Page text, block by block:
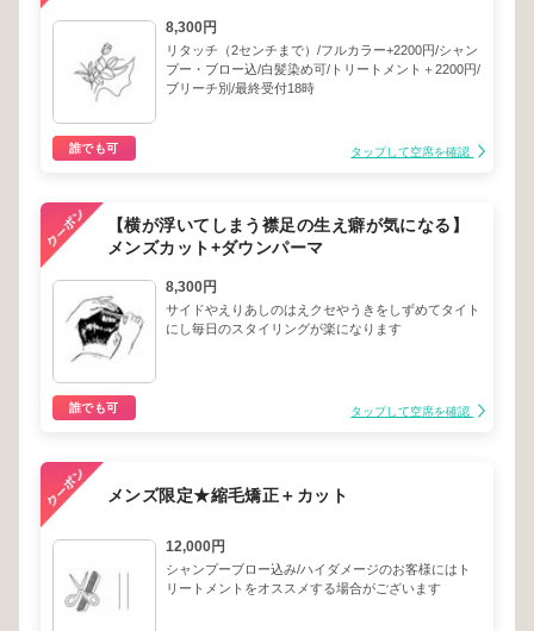
8,300円
リタッチ（2センチまで）/フルカラー+2200円/シャン
プー・ブロー込/白髪染め可/トリートメント＋2200円/
ブリーチ別/最終受付18時
誰でも可 タップして空席を確認
【横が浮いてしまう襟足の生え癖が気になる】
メンズカット+ダウンパーマ
8,300円
サイドやえりあしのはえクセやうきをしずめてタイト
にし毎日のスタイリングが楽になります
誰でも可 タップして空席を確認
メンズ限定★縮毛矯正＋カット
12,000円
シャンプーブロー込み/ハイダメージのお客様にはト
リートメントをオススメする場合がございます